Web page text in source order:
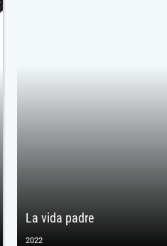
La vida padre
2022